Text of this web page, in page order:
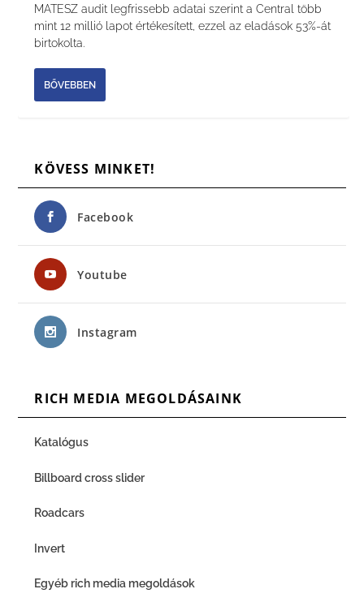
MATESZ audit legfrissebb adatai szerint a Central több
mint 12 millió lapot értékesített, ezzel az eladások 53%-át
birtokolta.
BŐVEBBEN
KÖVESS MINKET!
Facebook
Youtube
Instagram
RICH MEDIA MEGOLDÁSAINK
Katalógus
Billboard cross slider
Roadcars
Invert
Egyéb rich media megoldások